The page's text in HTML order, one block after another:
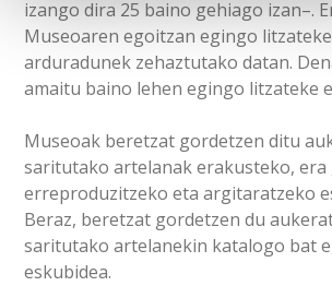
izango dira 25 baino gehiago izan–.
Museoaren egoitzan egingo
arduradunek zehaztutako datan.
amaitu baino lehen egingo litzateke
Museoak beretzat gordetzen ditu
saritutako artelanak erakusteko, era
erreproduzitzeko eta argitaratzeko
Beraz, beretzat gordetzen du
saritutako artelanekin katalogo bat
eskubidea.